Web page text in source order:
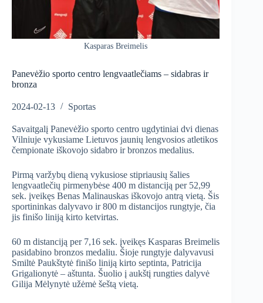
Kasparas Breimelis
Panevėžio sporto centro lengvaatlečiams – sidabras ir
bronza
2024-02-13 Sportas
Savaitgalį Panevėžio sporto centro ugdytiniai dvi dienas
Vilniuje vykusiame Lietuvos jaunių lengvosios atletikos
čempionate iškovojo sidabro ir bronzos medalius.
Pirmą varžybų dieną vykusiose stipriausių šalies
lengvaatlečių pirmenybėse 400 m distanciją per 52,99
sek. įveikęs Benas Malinauskas iškovojo antrą vietą. Šis
sportininkas dalyvavo ir 800 m distancijos rungtyje, čia
jis finišo liniją kirto ketvirtas.
60 m distanciją per 7,16 sek. įveikęs Kasparas Breimelis
pasidabino bronzos medaliu. Šioje rungtyje dalyvavusi
Smiltė Paukštytė finišo liniją kirto septinta, Patricija
Grigalionytė – aštunta. Šuolio į aukštį rungties dalyvė
Gilija Mėlynytė užėmė šeštą vietą.